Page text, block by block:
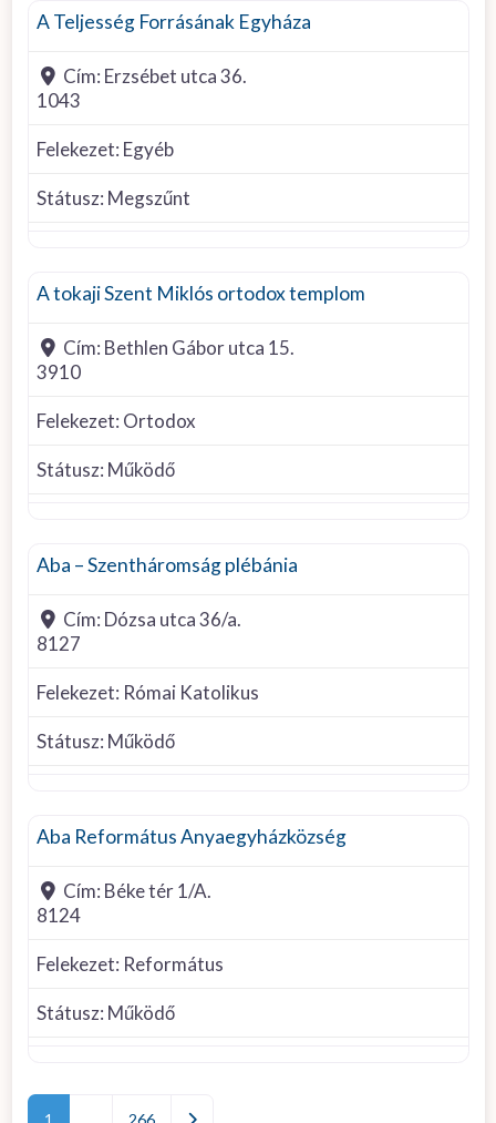
A Teljesség Forrásának Egyháza
Cím: Erzsébet utca 36.
1043
Felekezet: Egyéb
Státusz: Megszűnt
A tokaji Szent Miklós ortodox templom
Cím: Bethlen Gábor utca 15.
3910
Felekezet: Ortodox
Státusz: Működő
Aba – Szentháromság plébánia
Cím: Dózsa utca 36/a.
8127
Felekezet: Római Katolikus
Státusz: Működő
Aba Református Anyaegyházközség
Cím: Béke tér 1/A.
8124
Felekezet: Református
Státusz: Működő
Posts navigation
1 266 Older posts